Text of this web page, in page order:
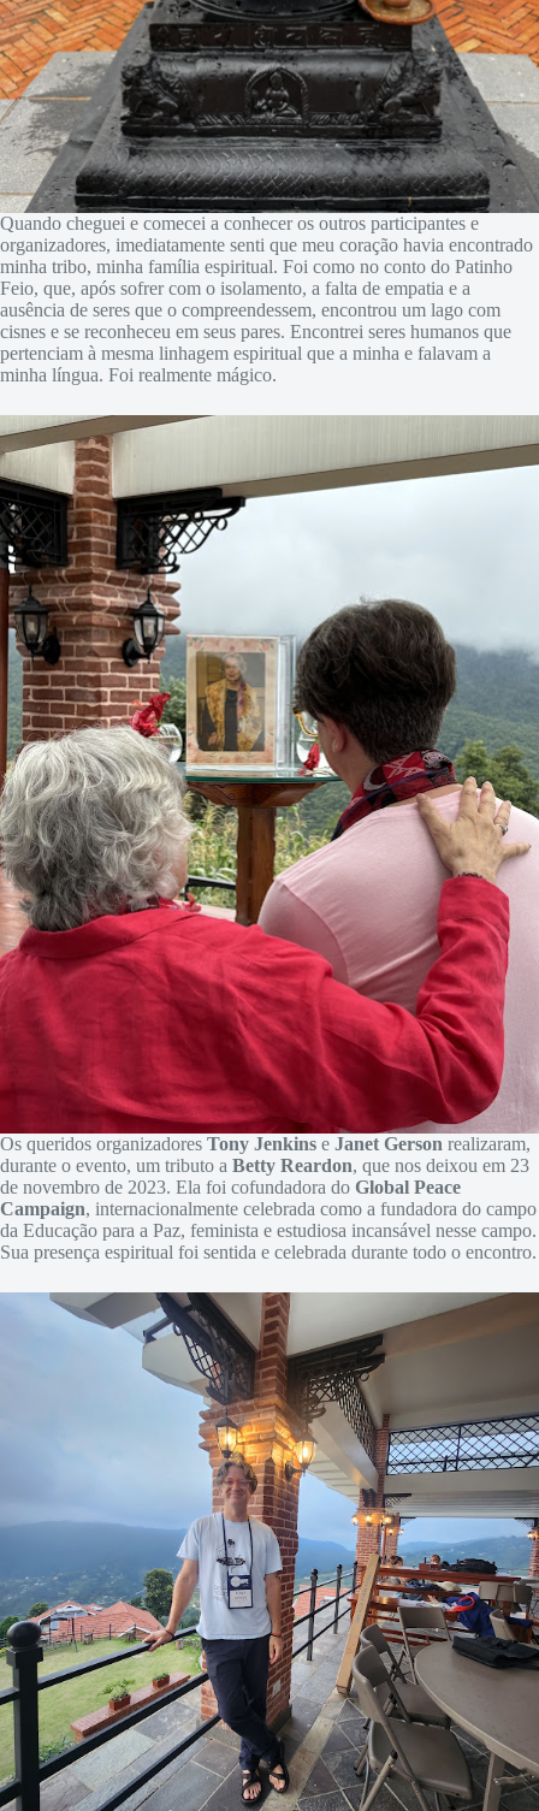
Quando cheguei e comecei a conhecer os outros participantes e
organizadores, imediatamente senti que meu coração havia encontrado
minha tribo, minha família espiritual. Foi como no conto do Patinho
Feio, que, após sofrer com o isolamento, a falta de empatia e a
ausência de seres que o compreendessem, encontrou um lago com
cisnes e se reconheceu em seus pares. Encontrei seres humanos que
pertenciam à mesma linhagem espiritual que a minha e falavam a
minha língua. Foi realmente mágico.
Os queridos organizadores Tony Jenkins e Janet Gerson realizaram,
durante o evento, um tributo a Betty Reardon, que nos deixou em 23
de novembro de 2023. Ela foi cofundadora do Global Peace
Campaign, internacionalmente celebrada como a fundadora do campo
da Educação para a Paz, feminista e estudiosa incansável nesse campo.
Sua presença espiritual foi sentida e celebrada durante todo o encontro.